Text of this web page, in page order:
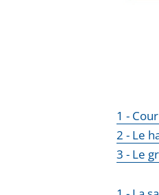
1 -
2 - Le
3 - Le